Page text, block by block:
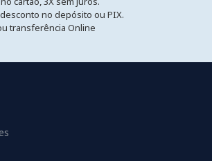
no depósito ou PIX.
transferência Online